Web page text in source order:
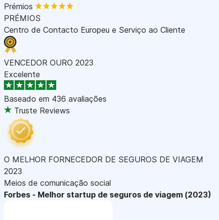
Prémios
PRÉMIOS
Centro de Contacto Europeu e Serviço ao Cliente
VENCEDOR OURO 2023
Excelente
Baseado em 436 avaliações
Truste Reviews
O MELHOR FORNECEDOR DE SEGUROS DE VIAGEM
2023
Meios de comunicação social
Forbes - Melhor startup de seguros de viagem (2023)